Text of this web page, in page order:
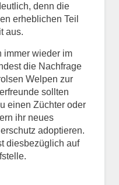
über das
denn die
erheblichen Teil
aus.
immer wieder im
die Nachfrage
Welpen zur
sollten
einen Züchter oder
ihr neues
adoptieren.
diesbezüglich auf